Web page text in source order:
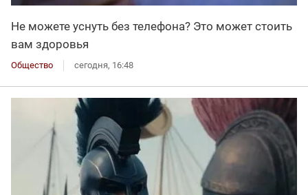
Не можете уснуть без телефона? Это может стоить
вам здоровья
Общество сегодня, 16:48